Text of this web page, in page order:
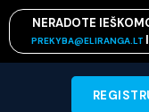
NERADOTE
PREKYBA@ELIRANGA.LT